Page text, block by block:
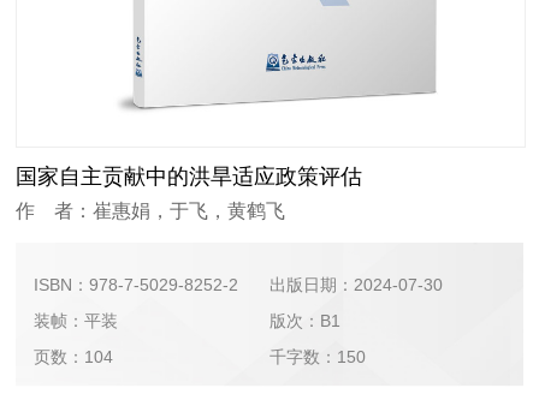
国家自主贡献中的洪旱适应政策评估
作 者：崔惠娟，于飞，黄鹤飞
ISBN：978-7-5029-8252-2
出版日期：2024-07-30
装帧：平装
版次：B1
页数：104
千字数：150